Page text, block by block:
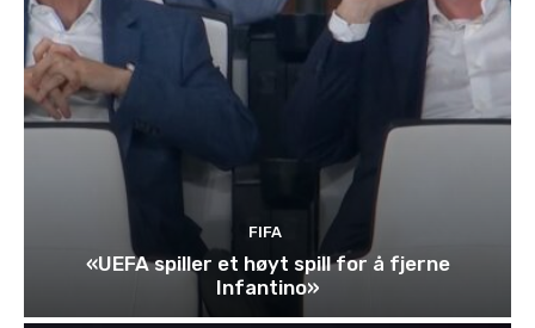
FIFA
«UEFA spiller et høyt spill for å fjerne
Infantino»